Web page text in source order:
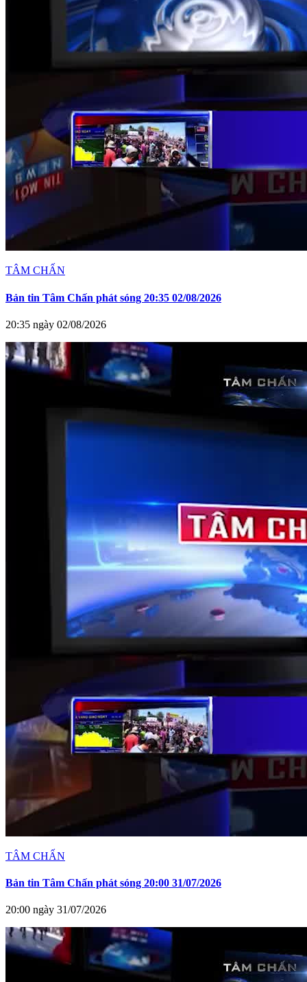
TÂM CHẤN
Bản tin Tâm Chấn phát sóng 20:35 02/08/2026
20:35 ngày 02/08/2026
TÂM CHẤN
Bản tin Tâm Chấn phát sóng 20:00 31/07/2026
20:00 ngày 31/07/2026